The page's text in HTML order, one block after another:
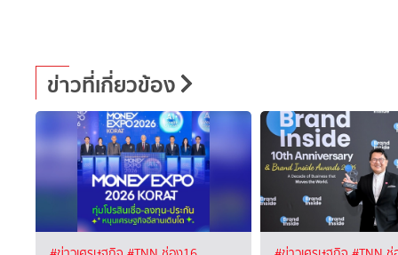
ข่าวที่เกี่ยวข้อง